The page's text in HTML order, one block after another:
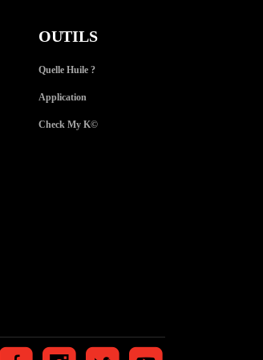
OUTILS
Quelle Huile ?
Application
Check My K©